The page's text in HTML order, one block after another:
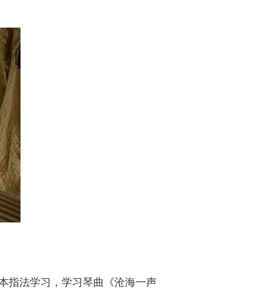
指法学习，学习琴曲《沧海一声